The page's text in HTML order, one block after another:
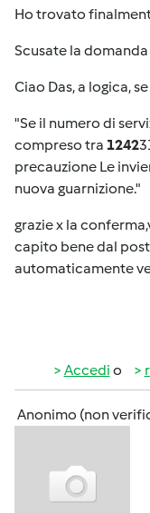
Ho trovato
Scusate la
Ciao Das, a logica,
"Se il numero di
compreso tra 1242
precauzione Le
nuova guarnizione."
grazie x la
capito bene dal
automaticamente
Accedi o
Anonimo (non